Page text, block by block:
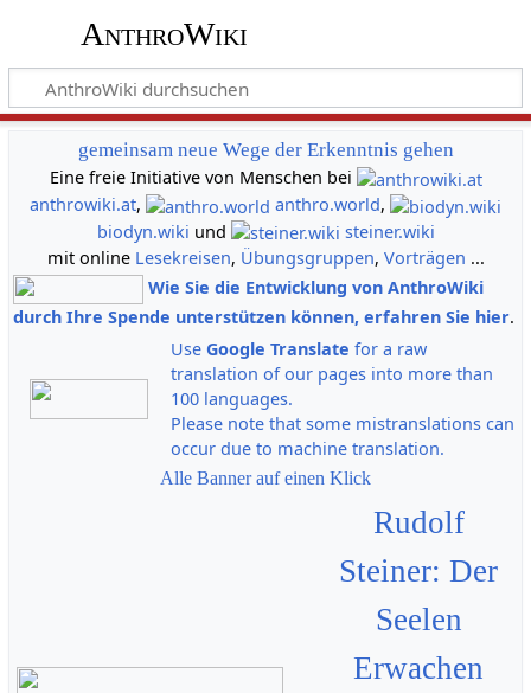
AnthroWiki
gemeinsam neue Wege der Erkenntnis gehen
Eine freie Initiative von Menschen bei
anthrowiki.at, anthro.world,
biodyn.wiki und
steiner.wiki
mit online Lesekreisen, Übungsgruppen, Vorträgen ...
Wie Sie die Entwicklung von AnthroWiki
durch Ihre Spende unterstützen können, erfahren Sie hier.
Use Google Translate for a raw
translation of our pages into more than
100 languages.
Please note that some mistranslations can
occur due to machine translation.
Alle Banner auf einen Klick
Rudolf
Steiner: Der
Seelen
Erwachen